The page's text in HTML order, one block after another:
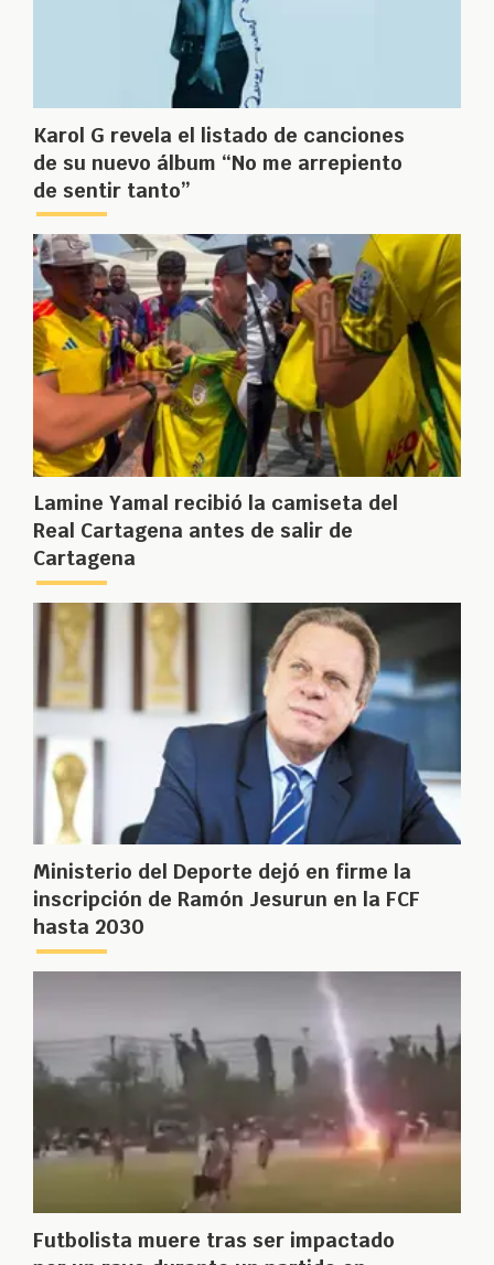
Karol G revela el listado de canciones
de su nuevo álbum “No me arrepiento
de sentir tanto”
Lamine Yamal recibió la camiseta del
Real Cartagena antes de salir de
Cartagena
Ministerio del Deporte dejó en firme la
inscripción de Ramón Jesurun en la FCF
hasta 2030
Futbolista muere tras ser impactado